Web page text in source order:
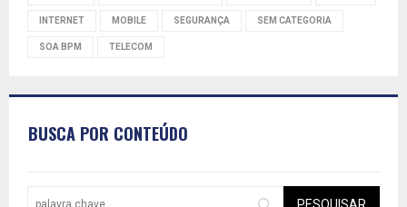
INTERNET MOBILE SEGURANÇA SEM CATEGORIA
SOA BPM TELECOM
BUSCA POR CONTEÚDO